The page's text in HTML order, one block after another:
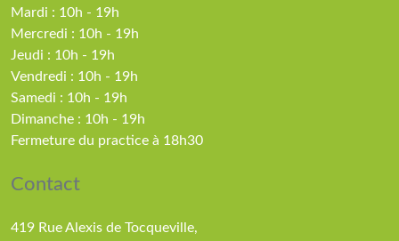
Mardi : 10h - 19h
Mercredi : 10h - 19h
Jeudi : 10h - 19h
Vendredi : 10h - 19h
Samedi : 10h - 19h
Dimanche : 10h - 19h
Fermeture du practice à 18h30
Contact
419 Rue Alexis de Tocqueville,